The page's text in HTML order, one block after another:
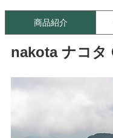
商品紹介
nakota ナコ